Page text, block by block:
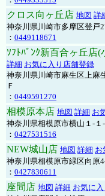
クロス向ヶ丘店 地図 詳
神奈川県川崎市多摩区登戸
： 0449118671
ｿﾌﾄﾊﾞﾝｸ新百合ヶ丘店
詳細 お気に入り店舗登録
神奈川県川崎市麻生区上
Ｆ
： 0449591270
相模原本店 地図 詳細 お
神奈川県相模原市横山１-１-
： 0427531516
NEW城山店 地図 詳細 お
神奈川県相模原市緑区向原
： 0427830611
座間店 地図 詳細 お気に